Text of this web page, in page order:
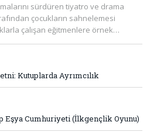
sürdüren tiyatro ve drama
çocukların sahnelemesi
çalışan eğitmenlere örnek…
Kutuplarda Ayrımcılık
Eşya Cumhuriyeti (İlkgençlik Oyunu)